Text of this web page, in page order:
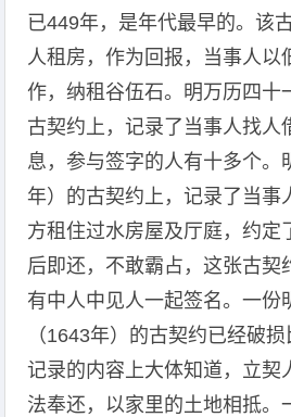
已449年，是年代最早的。该
人租房，作为回报，当事人以
作，纳租谷伍石。明万历四十
古契约上，记录了当事人找人
息，参与签字的人有十多个。
年）的古契约上，记录了当事
方租住过水房屋及厅庭，约定
后即还，不敢霸占，这张古契
有中人中见人一起签名。一份
（1643年）的古契约已经破
记录的内容上大体知道，立契
法奉还，以家里的土地相抵。